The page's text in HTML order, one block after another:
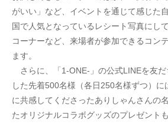
がいい」など、イベントを通じて感じた
国で人気となっているレシート写真にし
コーナーなど、来場者が参加できるコン
ます。
さらに、「1-ONE-」の公式LINEを友
した先着500名様（各日250名様ずつ）に
に共感してくださったありしゃんさんの
たオリジナルコラボグッズのプレゼント